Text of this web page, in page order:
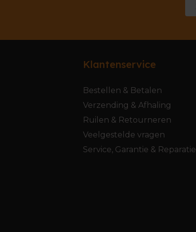
Klantenservice
Bestellen & Betalen
Verzending & Afhaling
Ruilen & Retourneren
Veelgestelde vragen
Service, Garantie & Reparatie